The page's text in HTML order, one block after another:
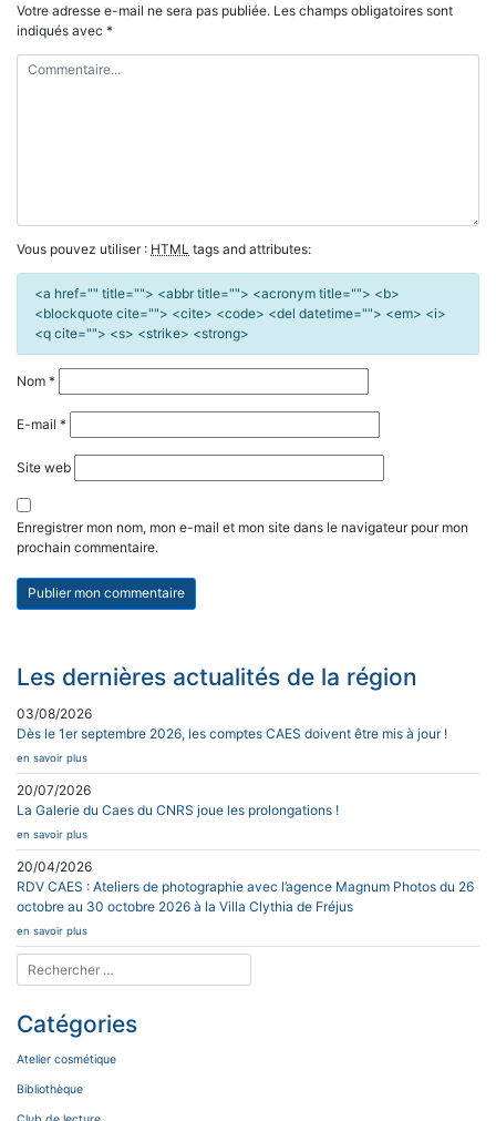
Votre adresse e-mail ne sera pas publiée. Les champs obligatoires sont
indiqués avec *
Vous pouvez utiliser : HTML tags and attributes:
<a href="" title=""> <abbr title=""> <acronym title=""> <b>
<blockquote cite=""> <cite> <code> <del datetime=""> <em> <i>
<q cite=""> <s> <strike> <strong>
Nom *
E-mail *
Site web
Enregistrer mon nom, mon e-mail et mon site dans le navigateur pour mon
prochain commentaire.
Les dernières actualités de la région
03/08/2026
Dès le 1er septembre 2026, les comptes CAES doivent être mis à jour !
en savoir plus
20/07/2026
La Galerie du Caes du CNRS joue les prolongations !
en savoir plus
20/04/2026
RDV CAES : Ateliers de photographie avec l’agence Magnum Photos du 26
octobre au 30 octobre 2026 à la Villa Clythia de Fréjus
en savoir plus
Catégories
Atelier cosmétique
Bibliothèque